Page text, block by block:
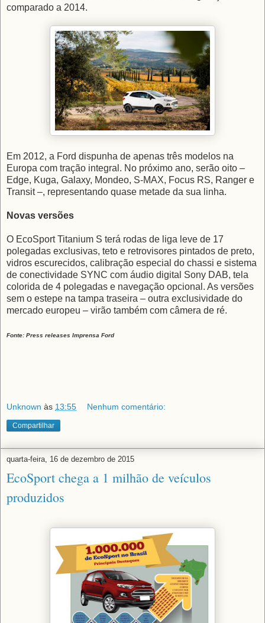
comparado a 2014.
Em 2012, a Ford dispunha de apenas três modelos na
Europa com tração integral. No próximo ano, serão oito –
Edge, Kuga, Galaxy, Mondeo, S-MAX, Focus RS, Ranger e
Transit –, representando quase metade da sua linha.
Novas versões
O EcoSport Titanium S terá rodas de liga leve de 17
polegadas exclusivas, teto e retrovisores pintados de preto,
vidros escurecidos, calibração especial do chassi e sistema
de conectividade SYNC com áudio digital Sony DAB, tela
colorida de 4 polegadas e navegação opcional. As versões
sem o estepe na tampa traseira – outra exclusividade do
mercado europeu – virão também com câmera de ré.
Fonte: Press releases Imprensa Ford
Unknown às 13:55 Nenhum comentário:
Compartilhar
quarta-feira, 16 de dezembro de 2015
EcoSport chega a 1 milhão de veículos
produzidos